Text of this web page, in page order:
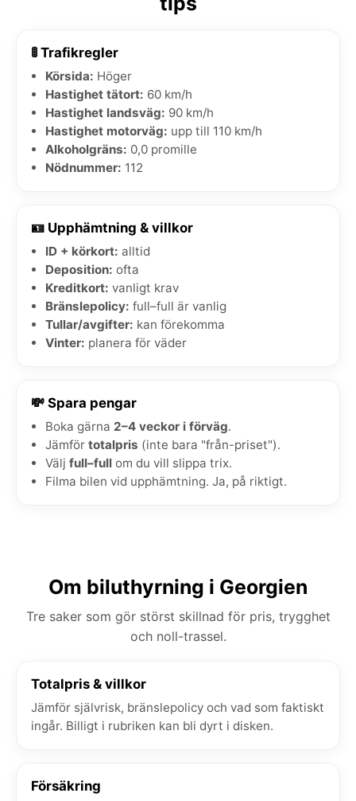
🚦 Trafikregler
Körsida: Höger
Hastighet tätort: 60 km/h
Hastighet landsväg: 90 km/h
Hastighet motorväg: upp till 110 km/h
Alkoholgräns: 0,0 promille
Nödnummer: 112
🪪 Upphämtning & villkor
ID + körkort: alltid
Deposition: ofta
Kreditkort: vanligt krav
Bränslepolicy: full–full är vanlig
Tullar/avgifter: kan förekomma
Vinter: planera för väder
💸 Spara pengar
Boka gärna 2–4 veckor i förväg.
Jämför totalpris (inte bara "från-priset").
Välj full–full om du vill slippa trix.
Filma bilen vid upphämtning. Ja, på riktigt.
Om biluthyrning i Georgien
Tre saker som gör störst skillnad för pris, trygghet
och noll-trassel.
Totalpris & villkor
Jämför självrisk, bränslepolicy och vad som faktiskt
ingår. Billigt i rubriken kan bli dyrt i disken.
Försäkring